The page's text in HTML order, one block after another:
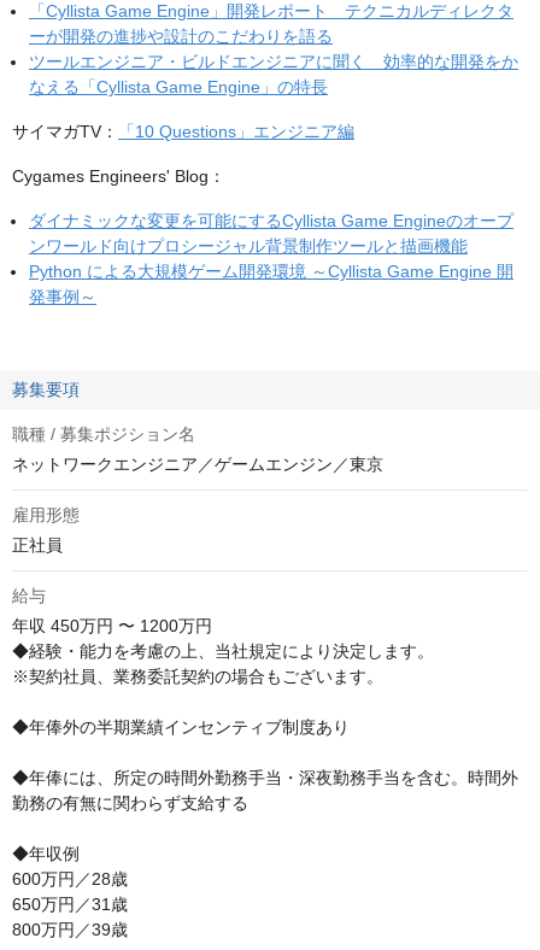
「Cyllista Game Engine」開発レポート テクニカルディレクタ
ーが開発の進捗や設計のこだわりを語る
ツールエンジニア・ビルドエンジニアに聞く 効率的な開発をか
なえる「Cyllista Game Engine」の特長
サイマガTV： 「10 Questions」エンジニア編
Cygames Engineers' Blog：
ダイナミックな変更を可能にするCyllista Game Engineのオープ
ンワールド向けプロシージャル背景制作ツールと描画機能
Python による大規模ゲーム開発環境 ～Cyllista Game Engine 開
発事例～
募集要項
職種 / 募集ポジション名
ネットワークエンジニア／ゲームエンジン／東京
雇用形態
正社員
給与
年収 450万円 〜 1200万円
◆経験・能力を考慮の上、当社規定により決定します。
※契約社員、業務委託契約の場合もございます。
◆年俸外の半期業績インセンティブ制度あり
◆年俸には、所定の時間外勤務手当・深夜勤務手当を含む。時間外
勤務の有無に関わらず支給する
◆年収例
600万円／28歳
650万円／31歳
800万円／39歳